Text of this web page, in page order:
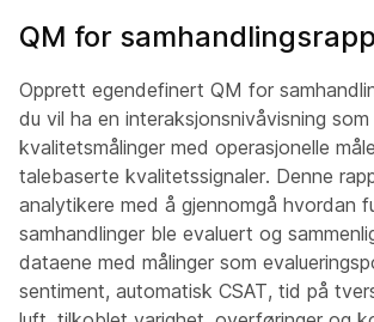
QM for
Opprett egendefinert QM for
du vil ha en interaksjonsnivåvisning
kvalitetsmålinger med operasjonelle
talebaserte kvalitetssignaler. Denne
analytikere med å gjennomgå hvordan
samhandlinger ble evaluert og
dataene med målinger som
sentiment, automatisk CSAT, tid på